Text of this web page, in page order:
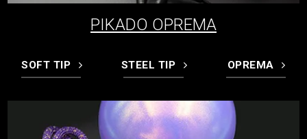
PIKADO OPREMA
SOFT TIP STEEL TIP OPREMA